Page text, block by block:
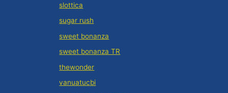
slottica
sugar rush
sweet bonanza
sweet bonanza TR
thewonder
vanuatucbi